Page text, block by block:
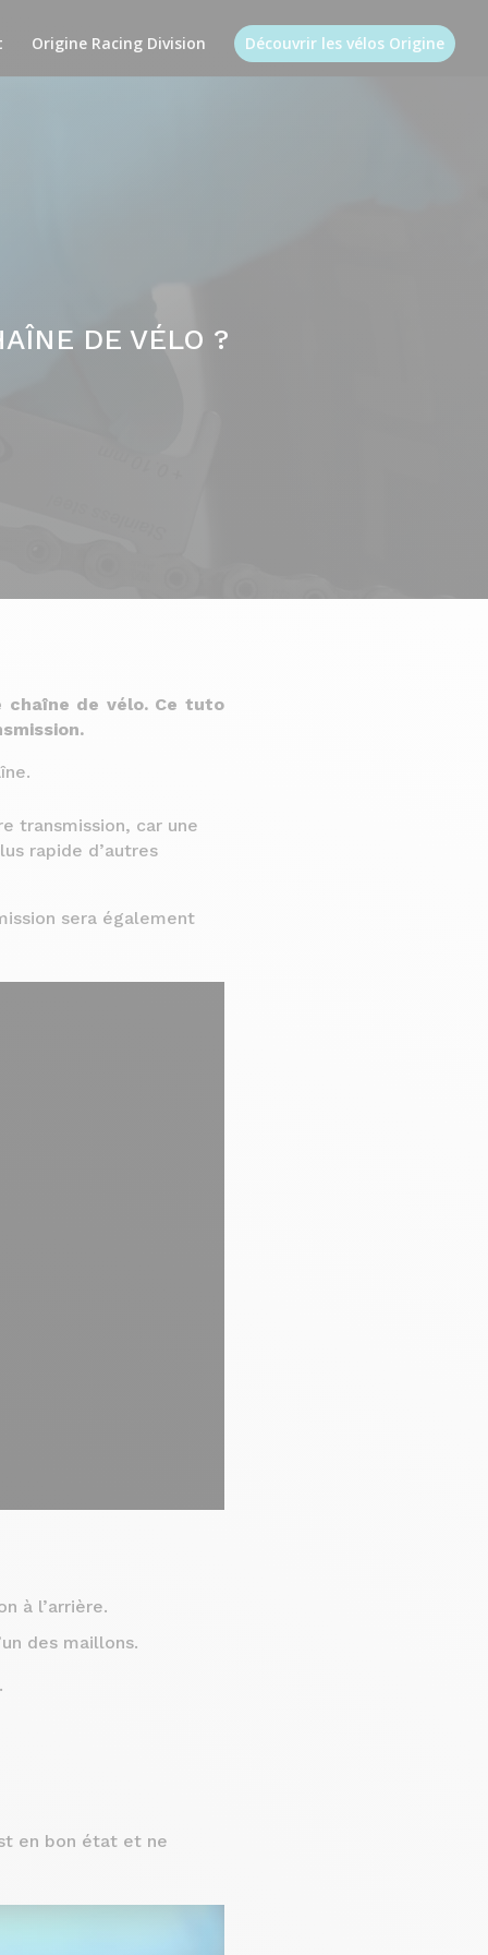
Origine Racing Division Découvrir les vélos Origine
DE VÉLO ?
chaîne de vélo. Ce tuto
transmission, car une
rapide d’autres
sera également
à l’arrière.
des maillons.
en bon état et ne